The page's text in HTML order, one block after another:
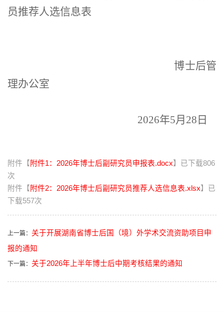
员推荐人选信息表
博士后管
理办公室
2026年5月 28 日
附件【 附件1：2026年博士后副研究员申报表.docx】已下载806
次
附件【 附件2：2026年博士后副研究员推荐人选信息表.xlsx】已
下载557次
上一篇： 关于开展湖南省博士后国（境）外学术交流资助项目申
报的通知
下一篇： 关于2026年上半年博士后中期考核结果的通知